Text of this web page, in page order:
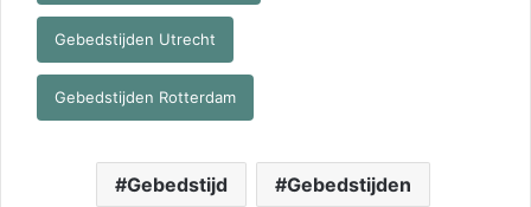
Gebedstijden Utrecht
Gebedstijden Rotterdam
Gebedstijd Gebedstijden